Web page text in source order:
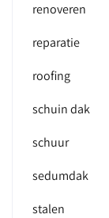
renoveren
reparatie
roofing
schuin dak
schuur
sedumdak
stalen